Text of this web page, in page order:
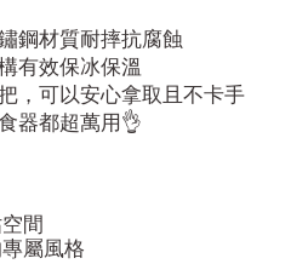
鋼材質耐摔抗腐蝕
有效保冰保溫
，可以安心拿取且不卡手
器都超萬用👌
間
屬風格